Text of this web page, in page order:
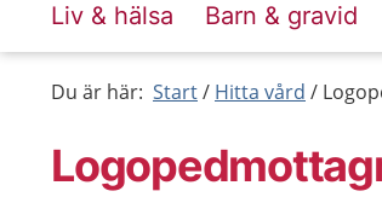
Liv & hälsa Barn & gravid
Du är här: Start Hitta vård